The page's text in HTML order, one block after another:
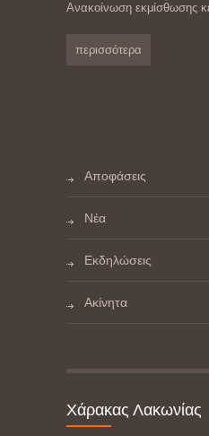
Ανακοίνωση εκμίσθωσης
περισσότερα
Αποφάσεις
Νέα
Εκδηλώσεις
Ακίνητα
Χάρακας Λακωνίας